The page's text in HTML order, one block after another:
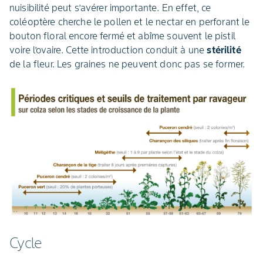
nuisibilité peut s’avérer importante. En effet, ce
coléoptère cherche le pollen et le nectar en perforant le
bouton floral encore fermé et abîme souvent le pistil
voire l’ovaire. Cette introduction conduit à unestérilité
de la fleur. Les graines ne peuvent donc pas se former.
Cycle